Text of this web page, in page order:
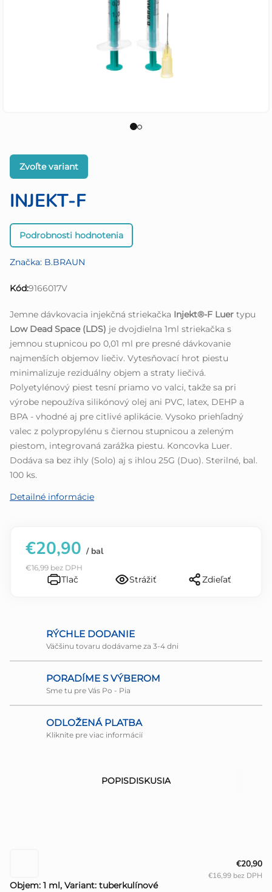
INJEKT-F
Priemerné
hodnotenie
je
0,0
5
hviezdičiek.
Podrobnosti hodnotenia
Značka: B.BRAUN
Kód:9166017V
Zvoľte variant
Jemne dávkovacia injekčná striekačka Injekt®-F Luer typu
Low Dead Space (LDS) je dvojdielna 1ml striekačka s
jemnou stupnicou po 0,01 ml pre presné dávkovanie
najmenších objemov liečiv. Vytesňovací hrot piestu
minimalizuje reziduálny objem a straty liečivá.
Polyetylénový piest tesní priamo vo valci, takže sa pri
výrobe nepoužíva silikónový olej ani PVC, latex, DEHP a
BPA - vhodné aj pre citlivé aplikácie. Vysoko priehľadný
valec z polypropylénu s čiernou stupnicou a zeleným
piestom, integrovaná zarážka piestu. Koncovka Luer.
Dodáva sa bez ihly (Solo) aj s ihlou 25G (Duo). Sterilné, bal.
100 ks.
Detailné informácie
€20,90 / bal
€16,99 bez DPH
Tlač Strážiť Zdieľať
RÝCHLE DODANIE
Väčšinu tovaru dodávame za 3-4 dni
PORADÍME S VÝBEROM
Sme tu pre Vás Po - Pia
ODLOŽENÁ PLATBA
Kliknite pre viac informácií
POPISDISKUSIA
Objem: 1 ml, Variant: tuberkulínové
€20,90
€16,99 bez DPH